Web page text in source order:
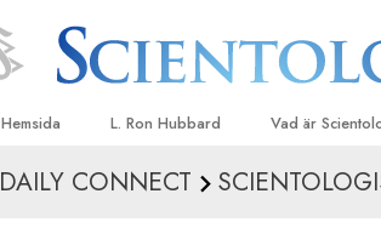
Hemsida L. Ron Hubbard Vad är
Trossatser och
DAILY CONNECT